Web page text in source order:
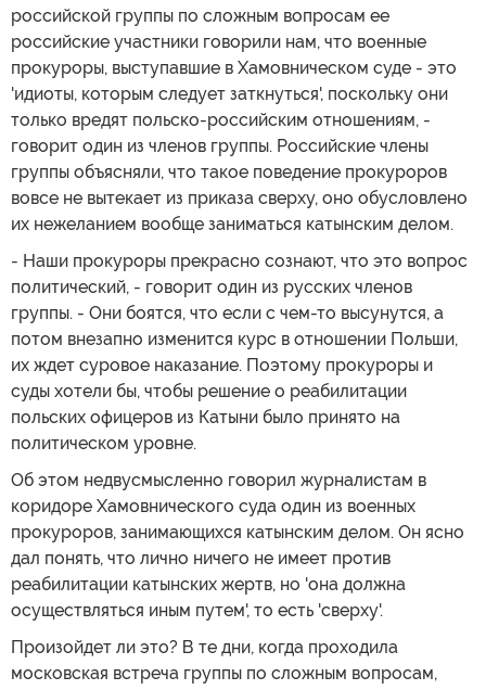
российской группы по сложным вопросам ее
российские участники говорили нам, что военные
прокуроры, выступавшие в Хамовническом суде - это
'идиоты, которым следует заткнуться', поскольку они
только вредят польско-российским отношениям, -
говорит один из членов группы. Российские члены
группы объясняли, что такое поведение прокуроров
вовсе не вытекает из приказа сверху, оно обусловлено
их нежеланием вообще заниматься катынским делом.
- Наши прокуроры прекрасно сознают, что это вопрос
политический, - говорит один из русских членов
группы. - Они боятся, что если с чем-то высунутся, а
потом внезапно изменится курс в отношении Польши,
их ждет суровое наказание. Поэтому прокуроры и
суды хотели бы, чтобы решение о реабилитации
польских офицеров из Катыни было принято на
политическом уровне.
Об этом недвусмысленно говорил журналистам в
коридоре Хамовнического суда один из военных
прокуроров, занимающихся катынским делом. Он ясно
дал понять, что лично ничего не имеет против
реабилитации катынских жертв, но 'она должна
осуществляться иным путем', то есть 'сверху'.
Произойдет ли это? В те дни, когда проходила
московская встреча группы по сложным вопросам,